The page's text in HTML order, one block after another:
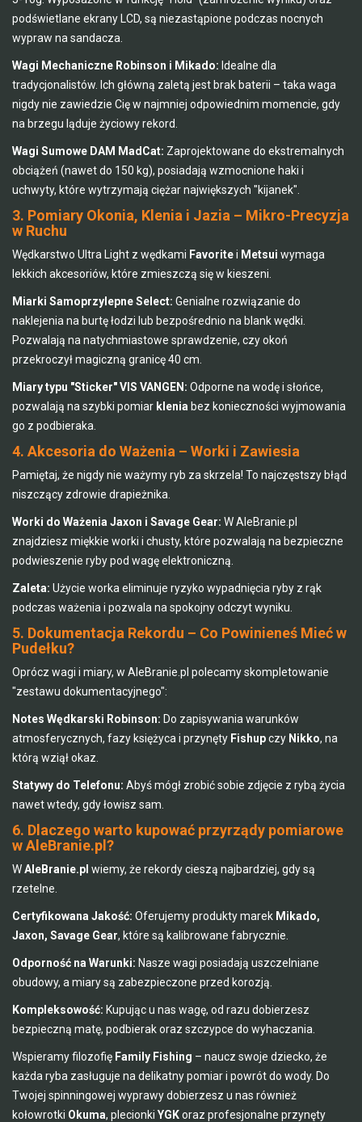
podświetlane ekrany LCD, są niezastąpione podczas nocnych
wypraw na sandacza.
Wagi Mechaniczne Robinson i Mikado: Idealne dla
tradycjonalistów. Ich główną zaletą jest brak baterii – taka waga
nigdy nie zawiedzie Cię w najmniej odpowiednim momencie, gdy
na brzegu ląduje życiowy rekord.
Wagi Sumowe DAM MadCat: Zaprojektowane do ekstremalnych
obciążeń (nawet do 150 kg), posiadają wzmocnione haki i
uchwyty, które wytrzymają ciężar największych "kijanek".
3. Pomiary Okonia, Klenia i Jazia – Mikro-Precyzja
w Ruchu
Wędkarstwo Ultra Light z wędkami Favoritei Metsui wymaga
lekkich akcesoriów, które zmieszczą się w kieszeni.
Miarki Samoprzylepne Select: Genialne rozwiązanie do
naklejenia na burtę łodzi lub bezpośrednio na blank wędki.
Pozwalają na natychmiastowe sprawdzenie, czy okoń
przekroczył magiczną granicę 40 cm.
Miary typu "Sticker" VIS VANGEN: Odporne na wodę i słońce,
pozwalają na szybki pomiar klenia bez konieczności wyjmowania
go z podbieraka.
4. Akcesoria do Ważenia – Worki i Zawiesia
Pamiętaj, że nigdy nie ważymy ryb za skrzela! To najczęstszy błąd
niszczący zdrowie drapieżnika.
Worki do Ważenia Jaxon i Savage Gear: W AleBranie.pl
znajdziesz miękkie worki i chusty, które pozwalają na bezpieczne
podwieszenie ryby pod wagę elektroniczną.
Zaleta: Użycie worka eliminuje ryzyko wypadnięcia ryby z rąk
podczas ważenia i pozwala na spokojny odczyt wyniku.
5. Dokumentacja Rekordu – Co Powinieneś Mieć w
Pudełku?
Oprócz wagi i miary, w AleBranie.pl polecamy skompletowanie
"zestawu dokumentacyjnego":
Notes Wędkarski Robinson: Do zapisywania warunków
atmosferycznych, fazy księżyca i przynęty Fishupczy Nikko, na
którą wziął okaz.
Statywy do Telefonu: Abyś mógł zrobić sobie zdjęcie z rybą życia
nawet wtedy, gdy łowisz sam.
6. Dlaczego warto kupować przyrządy pomiarowe
w AleBranie.pl?
WAleBranie.pl wiemy, że rekordy cieszą najbardziej, gdy są
rzetelne.
Certyfikowana Jakość: Oferujemy produkty marek Mikado,
Jaxon, Savage Gear, które są kalibrowane fabrycznie.
Odporność na Warunki: Nasze wagi posiadają uszczelniane
obudowy, a miary są zabezpieczone przed korozją.
Kompleksowość: Kupując u nas wagę, od razu dobierzesz
bezpieczną matę, podbierak oraz szczypce do wyhaczania.
Wspieramy filozofię Family Fishing – naucz swoje dziecko, że
każda ryba zasługuje na delikatny pomiar i powrót do wody. Do
Twojej spinningowej wyprawy dobierzesz u nas również
kołowrotki Okuma, plecionki YGKoraz profesjonalne przynęty